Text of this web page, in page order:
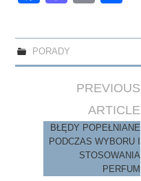
bo
ok
to
do
n
ailre
PORADY
navigation
PREVIOUS
ARTICLE
BŁĘDY POPEŁNIANE
PODCZAS WYBORU I
STOSOWANIA
PERFUM